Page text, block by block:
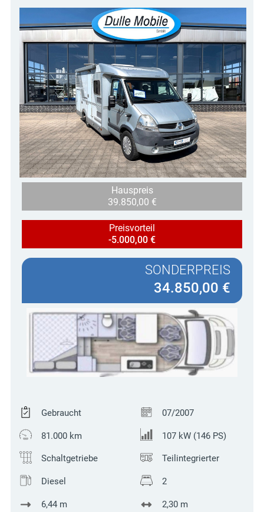
Hauspreis
39.850,00 €
Preisvorteil
-5.000,00 €
SONDERPREIS
34.850,00 €
Gebraucht 07/2007
81.000 km 107 kW (146 PS)
Schaltgetriebe Teilintegrierter
Diesel 2
6,44 m 2,30 m